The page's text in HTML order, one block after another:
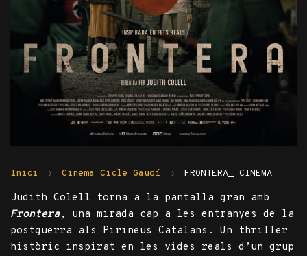
Inici Cinema Cicle Gaudí FRONTERA_ CINEMA
Judith Colell torna a la pantalla gran amb
Frontera, una mirada cap a les entranyes de la
postguerra als Pirineus Catalans. Un thriller
històric inspirat en les vides reals d’un grup